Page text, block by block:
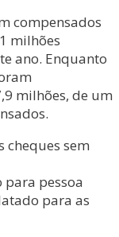
compensados
milhões
ano. Enquanto
milhões, de um
cheques sem
pessoa
para as